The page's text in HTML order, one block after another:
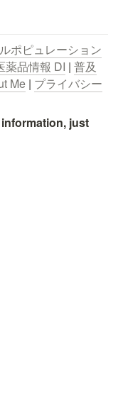
ポピュレーション
薬品情報 DI | 普及
Me | プライバシー
just